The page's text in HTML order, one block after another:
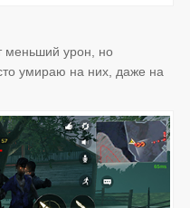
меньший урон, но
умираю на них, даже на